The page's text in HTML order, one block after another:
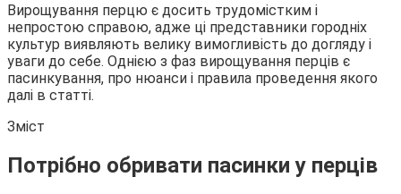
Вирощування перцю є досить трудомістким і
непростою справою, адже ці представники городніх
культур виявляють велику вимогливість до догляду і
уваги до себе. Однією з фаз вирощування перців є
пасинкування, про нюанси і правила проведення якого
далі в статті.
Зміст
Потрібно обривати пасинки у перців